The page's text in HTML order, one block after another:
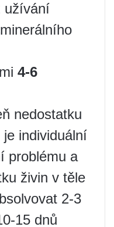
užívání
4-6
nedostatku
individuální
problému a
živin v těle
2-3
15 dnů